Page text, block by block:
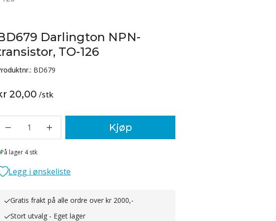
Darlington NPN-
TO-126
BD679
20,00 /stk
1 Kjøp
På lager 4 stk
Legg i ønskeliste
Gratis frakt på alle ordre over kr 2000,-
Stort utvalg - Eget lager